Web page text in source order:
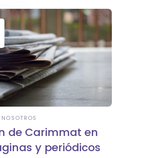
de Carimmat en
y periódicos